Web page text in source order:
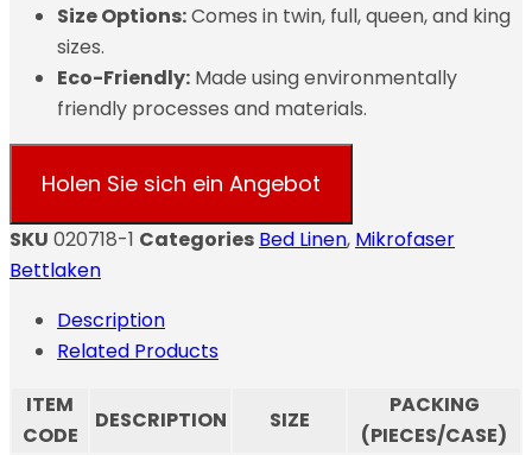
Size Options:Comes in twin, full, queen, and king
sizes.
Eco-Friendly: Made using environmentally
friendly processes and materials.
Holen Sie sich ein Angebot
SKU 020718-1 Categories Bed Linen, Mikrofaser
Bettlaken
Description
Related Products
ITEM
CODE
DESCRIPTION SIZE
PACKING
(PIECES/CASE)